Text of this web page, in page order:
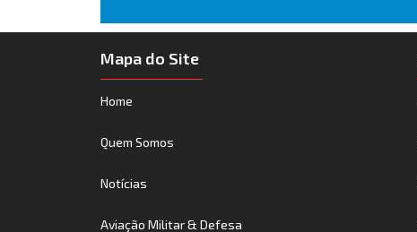
Mapa do Site
Home
Quem Somos
Notícias
Aviação Militar & Defesa